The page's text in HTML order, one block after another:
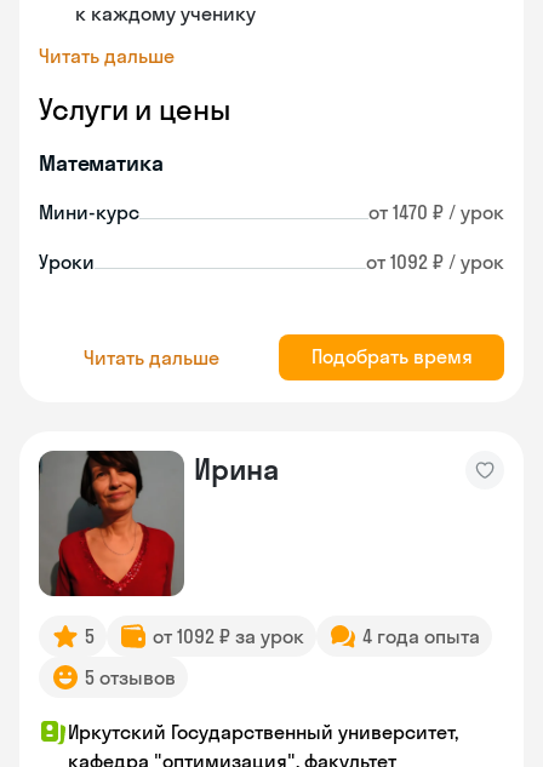
к каждому ученику
Читать дальше
Услуги и цены
Математика
Мини-курс от 1470 ₽ / урок
Уроки от 1092 ₽ / урок
Читать дальше Подобрать время
Ирина
5 от 1092 ₽ за урок
4 года опыта
5 отзывов
Иркутский Государственный университет,
кафедра "оптимизация", факультет